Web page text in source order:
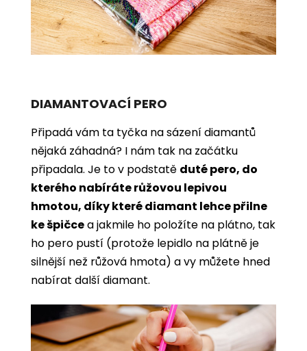
DIAMANTOVACÍ PERO
Připadá vám ta tyčka na sázení diamantů
nějaká záhadná? I nám tak na začátku
připadala. Je to v podstatě duté pero, do
kterého nabíráte růžovou lepivou
hmotou, díky které diamant lehce přilne
ke špičcea jakmile ho položíte na plátno, tak
ho pero pustí (protože lepidlo na plátně je
silnější než růžová hmota) a vy můžete hned
nabírat další diamant.